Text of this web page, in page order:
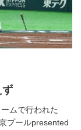
ず
ムで行われた
プールpresented